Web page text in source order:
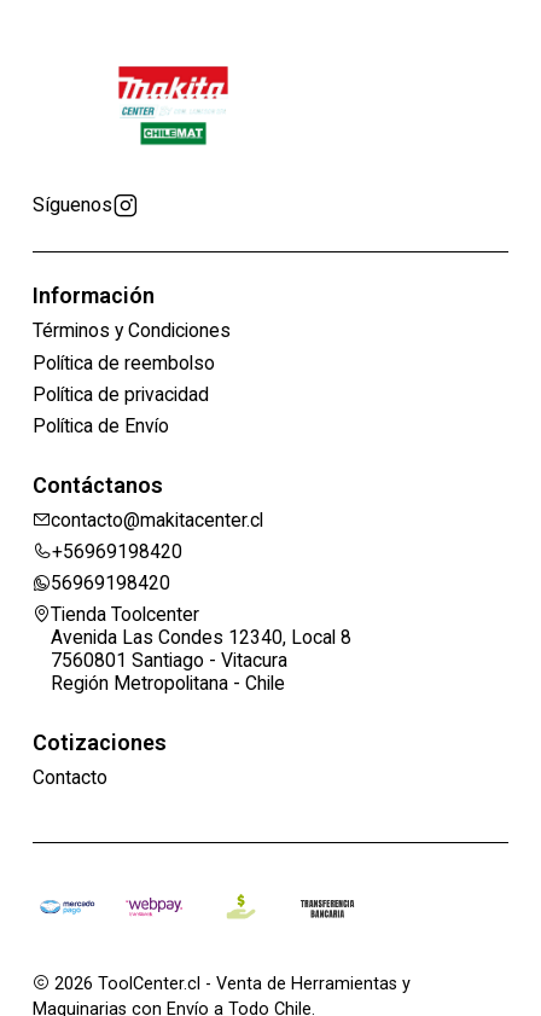
Síguenos
Información
Términos y Condiciones
Política de reembolso
Política de privacidad
Política de Envío
Contáctanos
contacto@makitacenter.cl
+56969198420
56969198420
Tienda Toolcenter
Avenida Las Condes 12340, Local 8
7560801 Santiago - Vitacura
Región Metropolitana - Chile
Cotizaciones
Contacto
2026 ToolCenter.cl - Venta de Herramientas y
Maquinarias con Envío a Todo Chile.